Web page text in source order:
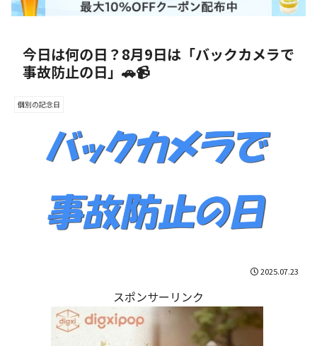
今日は何の日？8月9日は「バックカメラで
事故防止の日」🚗📹
個別の記念日
2025.07.23
スポンサーリンク